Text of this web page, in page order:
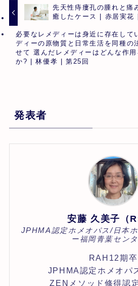
先天性痔瘻孔の腫れと痛
癒したケース | 赤居実花
必要なレメディーは身近に存在して
ディーの原物質と日常生活を同種の
せて 選んだレメディーはどんな作用
か? | 林優孝 | 第25回
発表者
安藤 久美子（
JPHMA認定ホメオパス/日本
ー福岡青葉セン
RAH12期卒
JPHMA認定ホメオパ
ZENメソッド修得認